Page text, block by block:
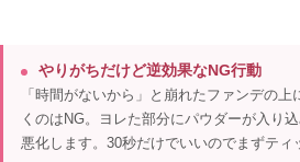
やりがちだけど逆効果なNG行動
「時間がないから」と崩れたファンデの
くのはNG。ヨレた部分にパウダーが入り
悪化します。30秒だけでいいのでまずティ